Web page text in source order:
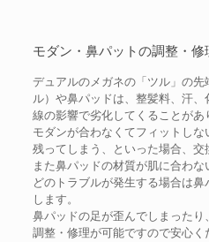
モダン・鼻パットの調整・修
デュアルのメガネの「ツル」の
ル）や鼻パッドは、整髪料、汗
線の影響で劣化してくることがあ
モダンが合わなくてフィットし
残ってしまう、といった場合、交
また鼻パッドの材質が肌に合わ
どのトラブルが発生する場合は
します。
鼻パッドの足が歪んでしまった
調整・修理が可能ですので安心く